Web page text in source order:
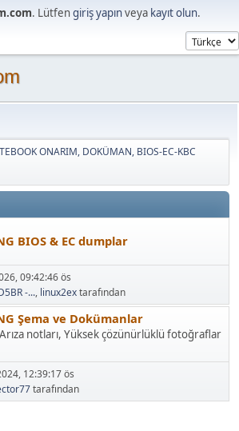
. Lütfengiriş yapınveya kayıt olun.
ONARIM, DOKÜMAN, BIOS-EC-KBC
BIOS & EC dumplar
09:42:46 ös
-..., linux2extarafından
Şema ve Dokümanlar
notları, Yüksek çözünürlüklü fotoğraflar
12:39:17 ös
tarafından